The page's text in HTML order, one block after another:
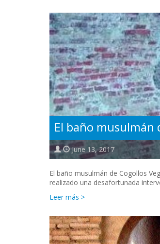
El baño musulmán
June 13, 2017
El baño musulmán de Cogollos
realizado una desafortunada
Leer más >